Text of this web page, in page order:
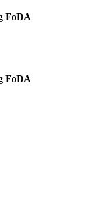
FoDA
FoDA